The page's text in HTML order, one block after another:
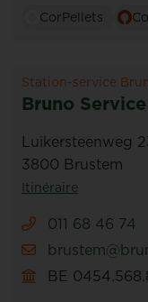
CorPellets
Station-service
Bruno
Luikersteenweg
3800 Brustem
Itinéraire
011 68 46 74
BE